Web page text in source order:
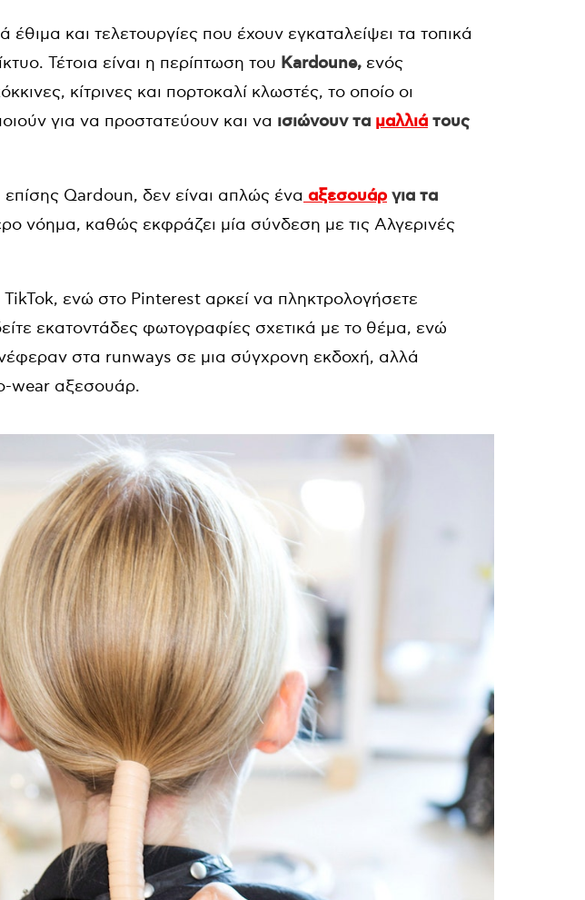
και τελετουργίες που έχουν εγκαταλείψει τα τοπικά
Τέτοια είναι η περίπτωση του Kardoune, ενός
κίτρινες και πορτοκαλί κλωστές, το οποίο οι
για να προστατεύουν και να ισιώνουν τα μαλλιά τους
Qardoun, δεν είναι απλώς ένα αξεσουάρ για τα
νόημα, καθώς εκφράζει μία σύνδεση με τις Αλγερινές
ενώ στο Pinterest αρκεί να πληκτρολογήσετε
εκατοντάδες φωτογραφίες σχετικά με το θέμα, ενώ
στα runways σε μια σύγχρονη εκδοχή, αλλά
wear αξεσουάρ.